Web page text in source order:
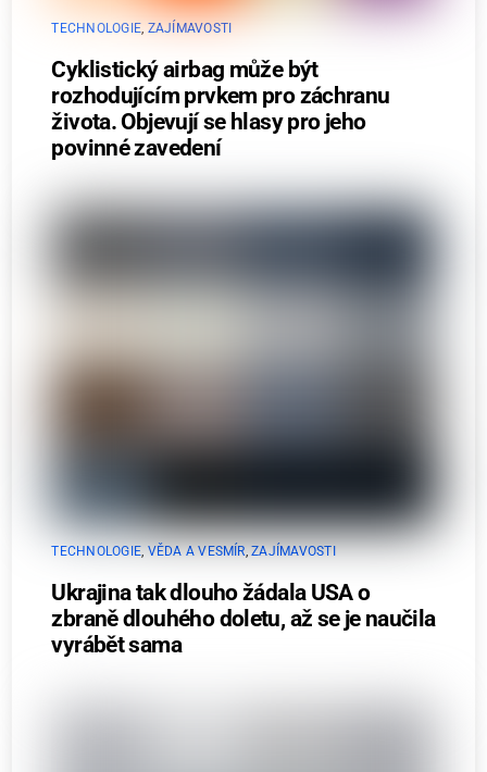
TECHNOLOGIE, ZAJÍMAVOSTI
Cyklistický airbag může být
rozhodujícím prvkem pro záchranu
života. Objevují se hlasy pro jeho
povinné zavedení
TECHNOLOGIE, VĚDA A VESMÍR,ZAJÍMAVOSTI
Ukrajina tak dlouho žádala USA o
zbraně dlouhého doletu, až se je naučila
vyrábět sama